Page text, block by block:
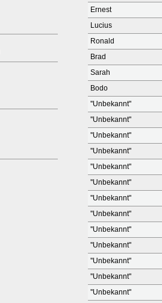
Ernest
Lucius
Ronald
Brad
Sarah
Bodo
''Unbekannt''
''Unbekannt''
''Unbekannt''
''Unbekannt''
''Unbekannt''
''Unbekannt''
''Unbekannt''
''Unbekannt''
''Unbekannt''
''Unbekannt''
''Unbekannt''
''Unbekannt''
''Unbekannt''